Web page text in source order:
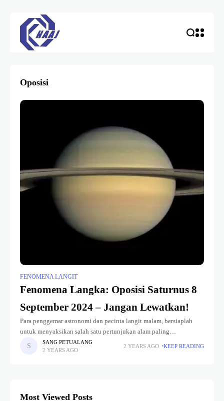
Oposisi
FENOMENA LANGIT
Fenomena Langka: Oposisi Saturnus 8
September 2024 – Jangan Lewatkan!
Para penggemar astronomi dan pecinta langit malam, bersiaplah
untuk menyaksikan salah satu pertunjukan alam paling
menakjubkan tahun ini! Pada tanggal 8 September 2024, Planet
Saturnus akan mencapai titik oposisinya, memberikan
SANG PETUALANG
2 YEARS AGO
2 YEARS AGO KEEP READING
Most Viewed Posts